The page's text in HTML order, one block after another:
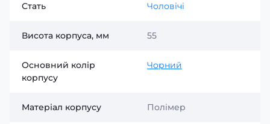
Стать Чоловічі
Висота корпуса, мм 55
Основний колір
корпусу
Чорний
Матеріал корпусу Полімер